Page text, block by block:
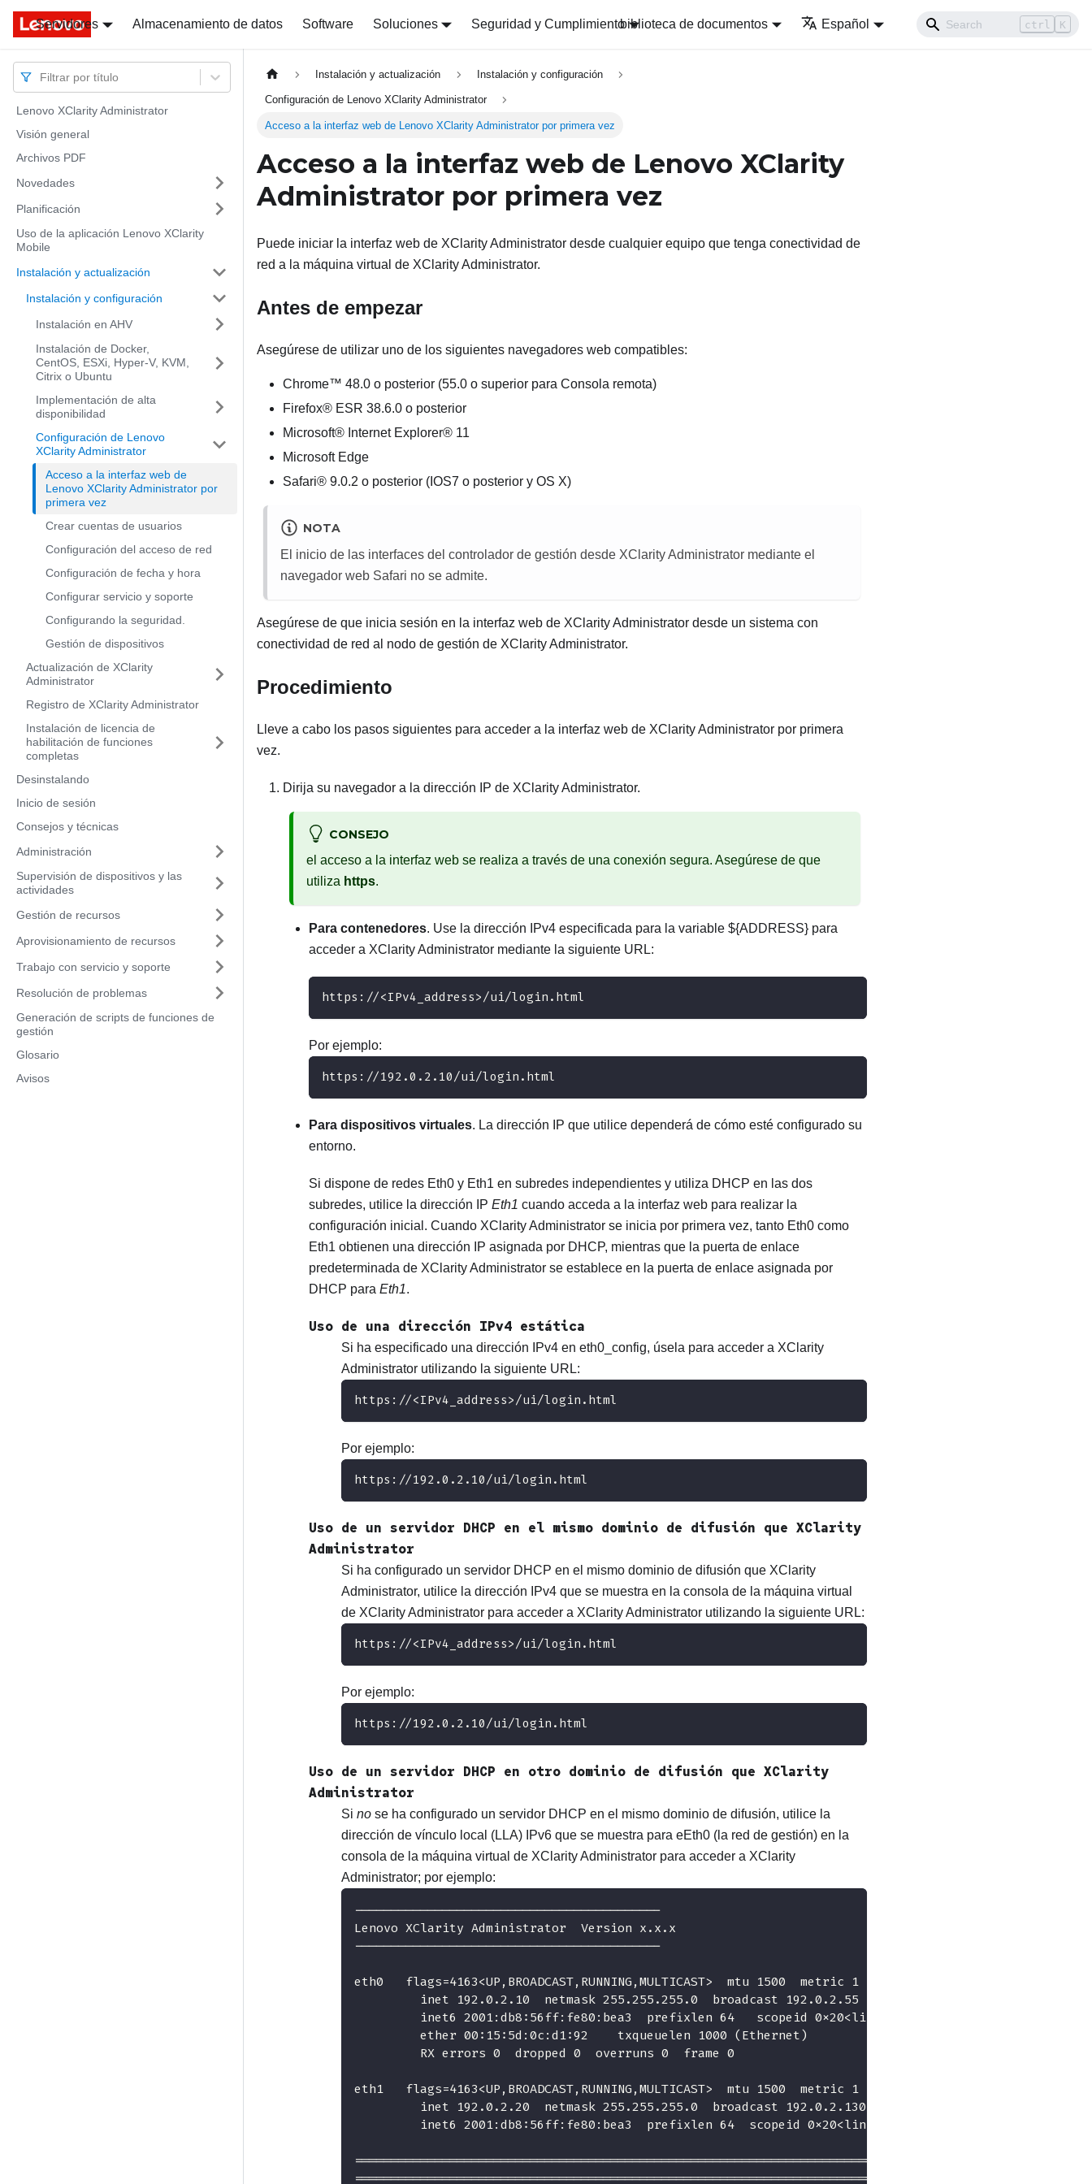
Docs
Servidores Almacenamiento de datos Software Soluciones Seguridad y Cumplimientobiblioteca de documentos Español ctrl K
Docs
Filtrar por título
Lenovo XClarity Administrator
Visión general
Archivos PDF
Novedades
Planificación
Uso de la aplicación Lenovo XClarity
Mobile
Instalación y actualización
Instalación y configuración
Instalación en AHV
Instalación de Docker,
CentOS, ESXi, Hyper-V, KVM,
Citrix o Ubuntu
Implementación de alta
disponibilidad
Configuración de Lenovo
XClarity Administrator
Acceso a la interfaz web de
Lenovo XClarity Administrator por
primera vez
Crear cuentas de usuarios
Configuración del acceso de red
Configuración de fecha y hora
Configurar servicio y soporte
Configurando la seguridad.
Gestión de dispositivos
Actualización de XClarity
Administrator
Registro de XClarity Administrator
Instalación de licencia de
habilitación de funciones
completas
Desinstalando
Inicio de sesión
Consejos y técnicas
Administración
Supervisión de dispositivos y las
actividades
Gestión de recursos
Aprovisionamiento de recursos
Trabajo con servicio y soporte
Resolución de problemas
Generación de scripts de funciones de
gestión
Glosario
Avisos
Instalación y actualización Instalación y configuración
Configuración de Lenovo XClarity Administrator
Acceso a la interfaz web de Lenovo XClarity Administrator por primera vez
Acceso a la interfaz web de Lenovo XClarity
Administrator por primera vez
Puede iniciar la interfaz web de XClarity Administrator desde cualquier equipo que tenga conectividad de
red a la máquina virtual de XClarity Administrator.
Antes de empezar
Asegúrese de utilizar uno de los siguientes navegadores web compatibles:
Chrome™ 48.0 o posterior (55.0 o superior para Consola remota)
Firefox® ESR 38.6.0 o posterior
Microsoft® Internet Explorer® 11
Microsoft Edge
Safari® 9.0.2 o posterior (IOS7 o posterior y OS X)
NOTA
El inicio de las interfaces del controlador de gestión desde XClarity Administrator mediante el
navegador web Safari no se admite.
Asegúrese de que inicia sesión en la interfaz web de XClarity Administrator desde un sistema con
conectividad de red al nodo de gestión de XClarity Administrator.
Procedimiento
Lleve a cabo los pasos siguientes para acceder a la interfaz web de XClarity Administrator por primera
vez.
Dirija su navegador a la dirección IP de XClarity Administrator.
CONSEJO
el acceso a la interfaz web se realiza a través de una conexión segura. Asegúrese de que
utiliza https.
Para contenedores. Use la dirección IPv4 especificada para la variable ${ADDRESS} para
acceder a XClarity Administrator mediante la siguiente URL:
https://<IPv4_address>/ui/login.html
Por ejemplo:
https://192.0.2.10/ui/login.html
Para dispositivos virtuales. La dirección IP que utilice dependerá de cómo esté configurado su
entorno.
Si dispone de redes Eth0 y Eth1 en subredes independientes y utiliza DHCP en las dos
subredes, utilice la dirección IP Eth1 cuando acceda a la interfaz web para realizar la
configuración inicial. Cuando XClarity Administrator se inicia por primera vez, tanto Eth0 como
Eth1 obtienen una dirección IP asignada por DHCP, mientras que la puerta de enlace
predeterminada de XClarity Administrator se establece en la puerta de enlace asignada por
DHCP para Eth1.
Uso de una dirección IPv4 estática
Si ha especificado una dirección IPv4 en eth0_config, úsela para acceder a XClarity
Administrator utilizando la siguiente URL:
https://<IPv4_address>/ui/login.html
Por ejemplo:
https://192.0.2.10/ui/login.html
Uso de un servidor DHCP en el mismo dominio de difusión que XClarity
Administrator
Si ha configurado un servidor DHCP en el mismo dominio de difusión que XClarity
Administrator, utilice la dirección IPv4 que se muestra en la consola de la máquina virtual
de XClarity Administrator para acceder a XClarity Administrator utilizando la siguiente URL:
https://<IPv4_address>/ui/login.html
Por ejemplo:
https://192.0.2.10/ui/login.html
Uso de un servidor DHCP en otro dominio de difusión que XClarity
Administrator
Si no se ha configurado un servidor DHCP en el mismo dominio de difusión, utilice la
dirección de vínculo local (LLA) IPv6 que se muestra para eEth0 (la red de gestión) en la
consola de la máquina virtual de XClarity Administrator para acceder a XClarity
Administrator; por ejemplo:
------------------------------------------
Lenovo XClarity Administrator  Version x.x.x
------------------------------------------
eth0   flags=4163<UP,BROADCAST,RUNNING,MULTICAST>  mtu 1500  metric 1
         inet 192.0.2.10  netmask 255.255.255.0  broadcast 192.0.2.55
         inet6 2001:db8:56ff:fe80:bea3  prefixlen 64   scopeid 0x20<link>
         ether 00:15:5d:0c:d1:92    txqueuelen 1000 (Ethernet)
         RX errors 0  dropped 0  overruns 0  frame 0
eth1   flags=4163<UP,BROADCAST,RUNNING,MULTICAST>  mtu 1500  metric 1
         inet 192.0.2.20  netmask 255.255.255.0  broadcast 192.0.2.130
         inet6 2001:db8:56ff:fe80:bea3  prefixlen 64  scopeid 0x20<link>
===========================================================================
===========================================================================